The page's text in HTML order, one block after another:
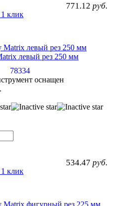
771.12 руб.
клик
левый рез 250 мм
78334
оснащен
534.47 руб.
клик